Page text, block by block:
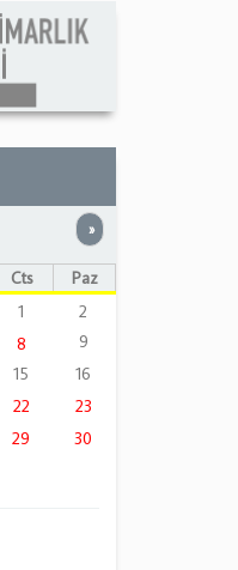
»Sonraki
Cts
Paz
1
2
8
9
15
16
22
23
29
30